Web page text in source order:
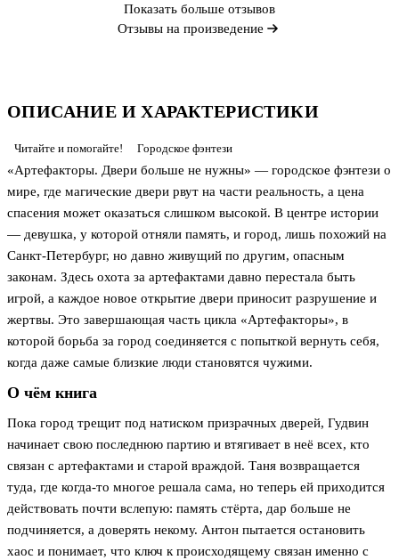
ОПИСАНИЕ И ХАРАКТЕРИСТИКИ
Читайте и помогайте! Городское фэнтези
«Артефакторы. Двери больше не нужны» — городское фэнтези о
мире, где магические двери рвут на части реальность, а цена
спасения может оказаться слишком высокой. В центре истории
— девушка, у которой отняли память, и город, лишь похожий на
Санкт-Петербург, но давно живущий по другим, опасным
законам. Здесь охота за артефактами давно перестала быть
игрой, а каждое новое открытие двери приносит разрушение и
жертвы. Это завершающая часть цикла «Артефакторы», в
которой борьба за город соединяется с попыткой вернуть себя,
когда даже самые близкие люди становятся чужими.
О чём книга
Пока город трещит под натиском призрачных дверей, Гудвин
начинает свою последнюю партию и втягивает в неё всех, кто
связан с артефактами и старой враждой. Таня возвращается
туда, где когда-то многое решала сама, но теперь ей приходится
действовать почти вслепую: память стёрта, дар больше не
подчиняется, а доверять некому. Антон пытается остановить
хаос и понимает, что ключ к происходящему связан именно с
Показать больше отзывов
Отзывы на произведение